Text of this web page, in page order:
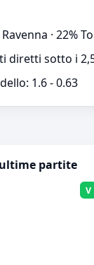
· 22%
diretti sotto i
1.6 - 0.63
partite
V